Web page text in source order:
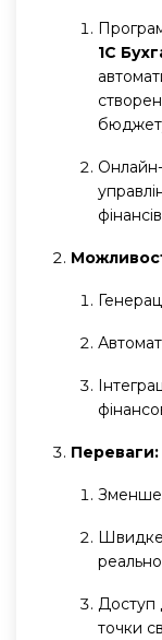
1С
Онлайн-
Переваги:
Доступ
точки